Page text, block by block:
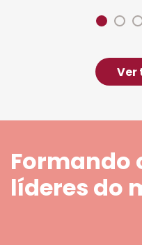
Ver
Formando
líderes do